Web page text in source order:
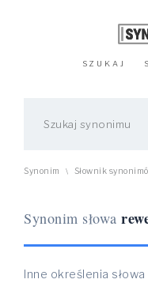
SZUKAJ
Synonim \ Słownik
Synonim słowa
Inne określenia słowa